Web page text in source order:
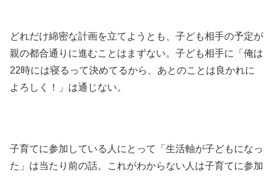
どれだけ綿密な計画を立てようとも、子ども相手の予定が
親の都合通りに進むことはまずない。子ども相手に「俺は
22時には寝るって決めてるから、あとのことは良かれに
よろしく！」は通じない。
子育てに参加している人にとって「生活軸が子どもになっ
た」は当たり前の話。これがわからない人は子育てに参加